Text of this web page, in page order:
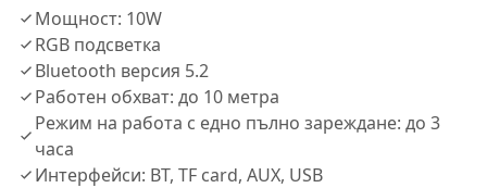
Мощност: 10W
RGB подсветка
Bluetooth версия 5.2
Работен обхват: до 10 метра
Режим на работа с едно пълно зареждане: до 3
часа
Интерфейси: BT, TF card, AUX, USB